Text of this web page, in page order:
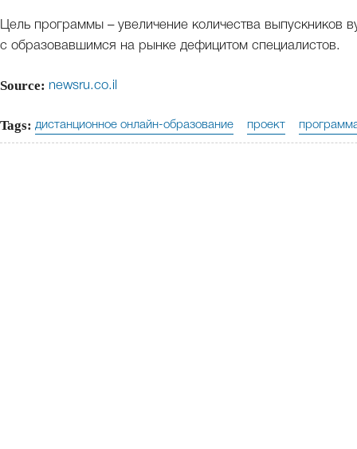
Цель программы – увеличение количества выпускников
с образовавшимся на рынке дефицитом специалистов.
Source: newsru.co.il
Tags: дистанционное онлайн-образование проект